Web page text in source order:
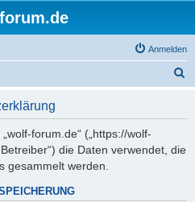
Anmelden
forum.de“ („https://wolf-
die Daten verwendet, die
gesammelt werden.